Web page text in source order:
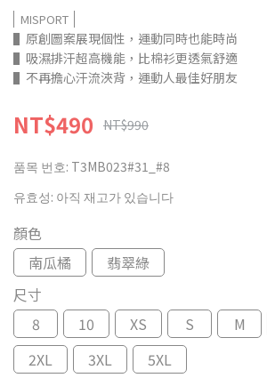
MISPORT
▌原創圖案展現個性，運動同時也能時尚
▌吸濕排汗超高機能，比棉衫更透氣舒適
▌不再擔心汗流浹背，運動人最佳好朋友
NT$490 NT$990
품목 번호: T3MB023#31_#8
유효성: 아직 재고가 있습니다
顏色
南瓜橘
翡翠綠
尺寸
8
10 XS S M
2XL
3XL 5XL